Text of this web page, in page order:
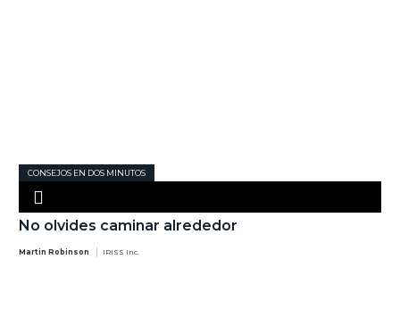
CONSEJOS EN DOS MINUTOS
No olvides caminar alrededor
Martin Robinson IRISS Inc.